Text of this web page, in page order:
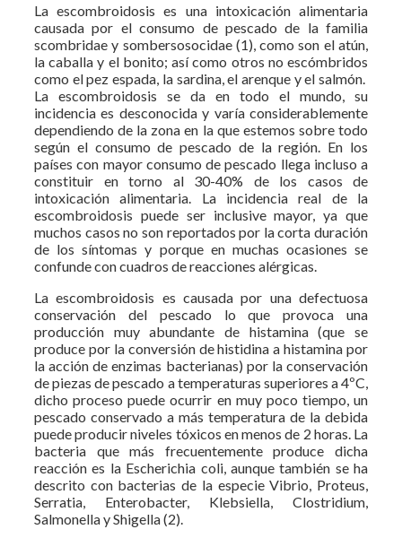
La escombroidosis es una intoxicación alimentaria
causada por el consumo de pescado de la familia
scombridae y sombersosocidae (1), como son el atún,
la caballa y el bonito; así como otros no escómbridos
como el pez espada, la sardina, el arenque y el salmón.
La escombroidosis se da en todo el mundo, su
incidencia es desconocida y varía considerablemente
dependiendo de la zona en la que estemos sobre todo
según el consumo de pescado de la región. En los
países con mayor consumo de pescado llega incluso a
constituir en torno al 30-40% de los casos de
intoxicación alimentaria. La incidencia real de la
escombroidosis puede ser inclusive mayor, ya que
muchos casos no son reportados por la corta duración
de los síntomas y porque en muchas ocasiones se
confunde con cuadros de reacciones alérgicas.
La escombroidosis es causada por una defectuosa
conservación del pescado lo que provoca una
producción muy abundante de histamina (que se
produce por la conversión de histidina a histamina por
la acción de enzimas bacterianas) por la conservación
de piezas de pescado a temperaturas superiores a 4ºC,
dicho proceso puede ocurrir en muy poco tiempo, un
pescado conservado a más temperatura de la debida
puede producir niveles tóxicos en menos de 2 horas. La
bacteria que más frecuentemente produce dicha
reacción es la Escherichia coli, aunque también se ha
descrito con bacterias de la especie Vibrio, Proteus,
Serratia, Enterobacter, Klebsiella, Clostridium,
Salmonella y Shigella (2).